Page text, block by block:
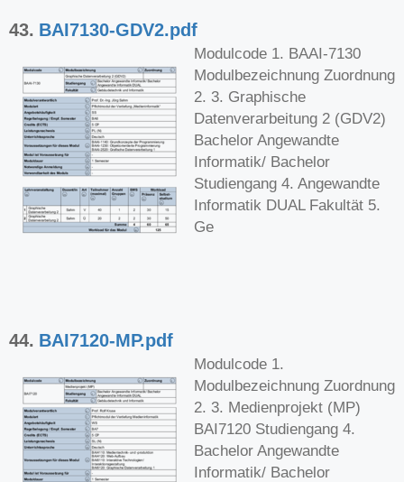
43. BAI7130-GDV2.pdf
Modulcode 1. BAAI-7130
Modulbezeichnung Zuordnung
2. 3. Graphische
Datenverarbeitung 2 (GDV2)
Bachelor Angewandte
Informatik/ Bachelor
Studiengang 4. Angewandte
Informatik DUAL Fakultät 5.
Ge
44. BAI7120-MP.pdf
Modulcode 1.
Modulbezeichnung Zuordnung
2. 3. Medienprojekt (MP)
BAI7120 Studiengang 4.
Bachelor Angewandte
Informatik/ Bachelor